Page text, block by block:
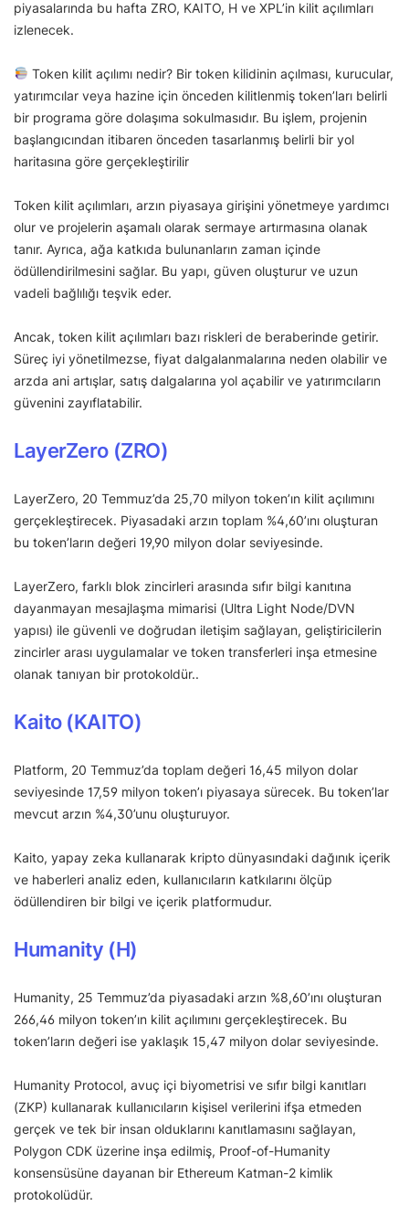
piyasalarında bu hafta ZRO, KAITO, H ve XPL’in kilit açılımları
izlenecek.
Token kilit açılımı nedir? Bir token kilidinin açılması, kurucular,
yatırımcılar veya hazine için önceden kilitlenmiş token’ları belirli
bir programa göre dolaşıma sokulmasıdır. Bu işlem, projenin
başlangıcından itibaren önceden tasarlanmış belirli bir yol
haritasına göre gerçekleştirilir
Token kilit açılımları, arzın piyasaya girişini yönetmeye yardımcı
olur ve projelerin aşamalı olarak sermaye artırmasına olanak
tanır. Ayrıca, ağa katkıda bulunanların zaman içinde
ödüllendirilmesini sağlar. Bu yapı, güven oluşturur ve uzun
vadeli bağlılığı teşvik eder.
Ancak, token kilit açılımları bazı riskleri de beraberinde getirir.
Süreç iyi yönetilmezse, fiyat dalgalanmalarına neden olabilir ve
arzda ani artışlar, satış dalgalarına yol açabilir ve yatırımcıların
güvenini zayıflatabilir.
LayerZero (ZRO)
LayerZero, 20 Temmuz’da 25,70 milyon token’ın kilit açılımını
gerçekleştirecek. Piyasadaki arzın toplam %4,60’ını oluşturan
bu token’ların değeri 19,90 milyon dolar seviyesinde.
LayerZero, farklı blok zincirleri arasında sıfır bilgi kanıtına
dayanmayan mesajlaşma mimarisi (Ultra Light Node/DVN
yapısı) ile güvenli ve doğrudan iletişim sağlayan, geliştiricilerin
zincirler arası uygulamalar ve token transferleri inşa etmesine
olanak tanıyan bir protokoldür..
Kaito (KAITO)
Platform, 20 Temmuz’da toplam değeri 16,45 milyon dolar
seviyesinde 17,59 milyon token’ı piyasaya sürecek. Bu token’lar
mevcut arzın %4,30’unu oluşturuyor.
Kaito, yapay zeka kullanarak kripto dünyasındaki dağınık içerik
ve haberleri analiz eden, kullanıcıların katkılarını ölçüp
ödüllendiren bir bilgi ve içerik platformudur.
Humanity (H)
Humanity, 25 Temmuz’da piyasadaki arzın %8,60’ını oluşturan
266,46 milyon token’ın kilit açılımını gerçekleştirecek. Bu
token’ların değeri ise yaklaşık 15,47 milyon dolar seviyesinde.
Humanity Protocol, avuç içi biyometrisi ve sıfır bilgi kanıtları
(ZKP) kullanarak kullanıcıların kişisel verilerini ifşa etmeden
gerçek ve tek bir insan olduklarını kanıtlamasını sağlayan,
Polygon CDK üzerine inşa edilmiş, Proof-of-Humanity
konsensüsüne dayanan bir Ethereum Katman-2 kimlik
protokolüdür.